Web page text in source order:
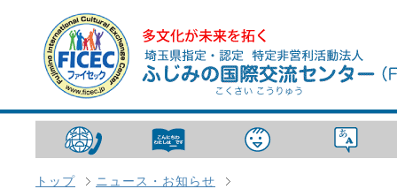
トップ ニュース・お知らせ